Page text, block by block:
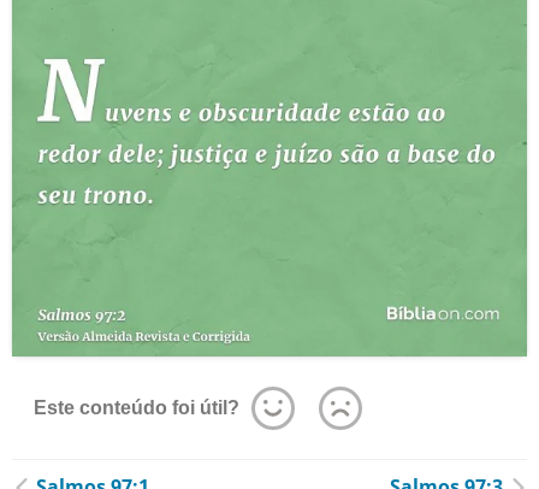
Este conteúdo foi útil?